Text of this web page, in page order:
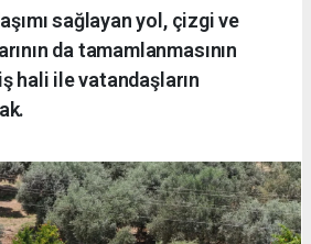
sağlayan yol, çizgi ve
da tamamlanmasının
hali ile vatandaşların